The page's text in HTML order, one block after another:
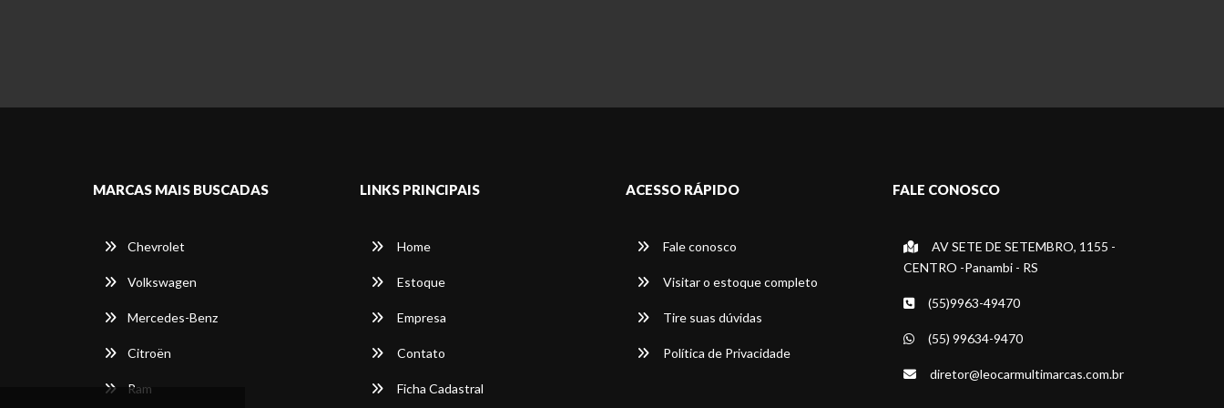
MARCAS MAIS BUSCADAS
Chevrolet
Volkswagen
Mercedes-Benz
Citroën
Ram
LINKS PRINCIPAIS
Home
Estoque
Empresa
Contato
Ficha Cadastral
ACESSO RÁPIDO
Fale conosco
Visitar o estoque completo
Tire suas dúvidas
Política de Privacidade
FALE CONOSCO
AV SETE DE SETEMBRO, 1155 -
CENTRO -Panambi - RS
(55)9963-49470
(55) 99634-9470
diretor@leocarmultimarcas.com.br